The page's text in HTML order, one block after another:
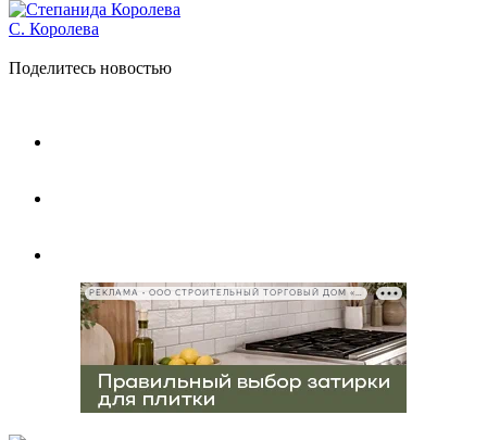
С. Королева
Поделитесь новостью
РЕКЛАМА • ООО СТРОИТЕЛЬНЫЙ ТОРГОВЫЙ ДОМ «ПЕТРОВИЧ», ИНН 7802348846